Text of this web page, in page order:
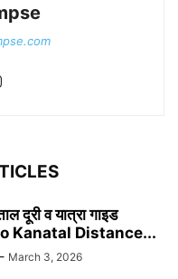
दूरी व यात्रा गाइड
Kanatal Distance...
- March 3, 2026